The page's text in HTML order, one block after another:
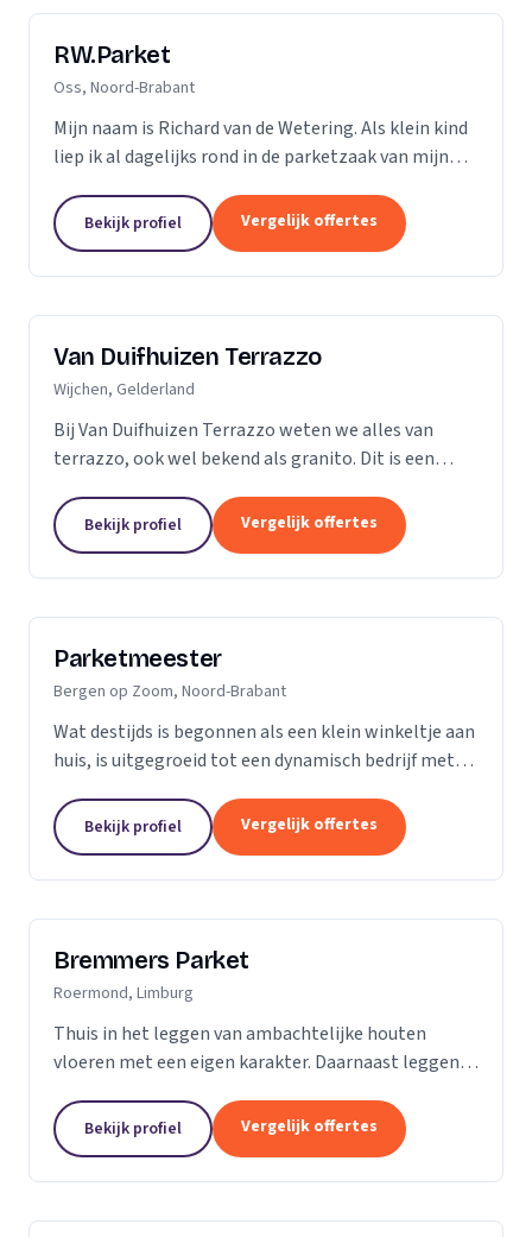
RW.Parket
Oss, Noord-Brabant
Mijn naam is Richard van de Wetering. Als klein kind
liep ik al dagelijks rond in de parketzaak van mijn
ook de reden dat ik besloot zelf...
Bekijk profiel Vergelijk offertes
Van Duifhuizen Terrazzo
Wijchen, Gelderland
Bij Van Duifhuizen Terrazzo weten we alles van
terrazzo, ook wel bekend als granito. Dit is een
is in principe te produceren in elke vorm....
Bekijk profiel Vergelijk offertes
Parketmeester
Bergen op Zoom, Noord-Brabant
Wat destijds is begonnen als een klein winkeltje aan
huis, is uitgegroeid tot een dynamisch bedrijf met
mogelijkheden op het gebied van parket, kurk en...
Bekijk profiel Vergelijk offertes
Bremmers Parket
Roermond, Limburg
Thuis in het leggen van ambachtelijke houten
vloeren met een eigen karakter. Daarnaast leggen
soorten laminaat en PVC vloeren. Heeft u al een...
Bekijk profiel Vergelijk offertes